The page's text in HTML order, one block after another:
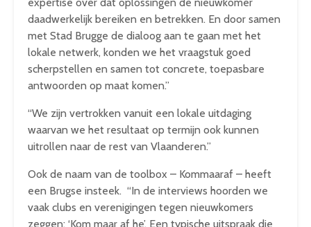
daadwerkelijk bereiken en betrekken. En door samen
met Stad Brugge de dialoog aan te gaan met het
lokale netwerk, konden we het vraagstuk goed
scherpstellen en samen tot concrete, toepasbare
antwoorden op maat komen.”
“We zijn vertrokken vanuit een lokale uitdaging
waarvan we het resultaat op termijn ook kunnen
uitrollen naar de rest van Vlaanderen.”
Ook de naam van de toolbox – Kommaaraf – heeft
een Brugse insteek. “In de interviews hoorden we
vaak clubs en verenigingen tegen nieuwkomers
zeggen: ‘Kom maar af he’. Een typische uitspraak die